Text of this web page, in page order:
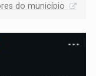
do município